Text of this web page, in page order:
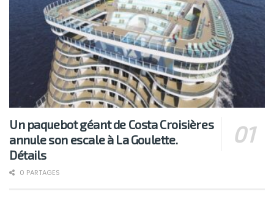
Un paquebot géant de Costa Croisières
annule son escale à La Goulette.
Détails
0 PARTAGES